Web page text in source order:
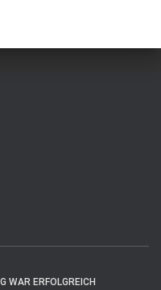
WAR ERFOLGREICH